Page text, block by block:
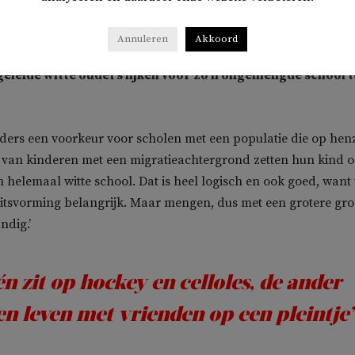
pop aan in de documentaire van Sunny Bergman. Daar
witte ouders lijken voor zo’n ongemengde school
een voorkeur voor scholen met een populatie die op
kinderen met een migratieachtergrond zetten hun kind
helemaal witte school. Dat is heel logisch en ook goed, want
belangrijk. Maar mengen, dus met een grotere
zit op hockey en celloles, de ander
leven met vrienden op een pleintje’
Annuleren Akkoord